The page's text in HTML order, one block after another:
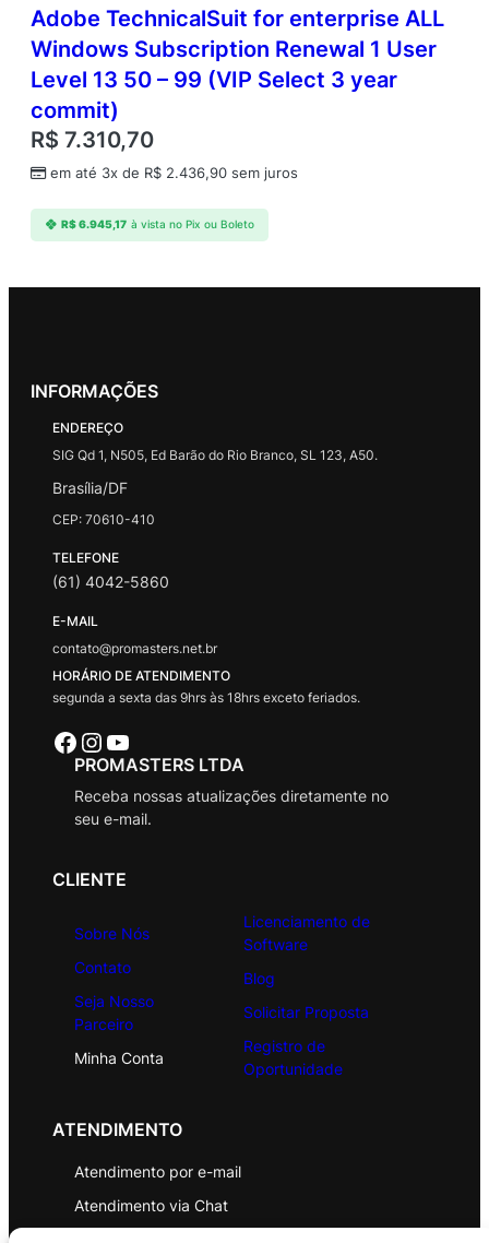
Adobe TechnicalSuit for enterprise ALL
Windows Subscription Renewal 1 User
Level 13 50 – 99 (VIP Select 3 year
commit)
R$ 7.310,70
em até 3x de R$ 2.436,90 sem juros
R$6.945,17 à vista no Pix ou Boleto
INFORMAÇÕES
ENDEREÇO
SIG Qd 1, N505, Ed Barão do Rio Branco, SL 123, A50.
Brasília/DF
CEP: 70610-410
TELEFONE
(61) 4042-5860
E-MAIL
contato@promasters.net.br
HORÁRIO DE ATENDIMENTO
segunda a sexta das 9hrs às 18hrs exceto feriados.
Facebook Instagram Youtube
PROMASTERS LTDA
Receba nossas atualizações diretamente no
seu e-mail.
CLIENTE
Sobre Nós
Contato
Seja Nosso
Parceiro
Minha Conta
Licenciamento de
Software
Blog
Solicitar Proposta
Registro de
Oportunidade
ATENDIMENTO
Atendimento por e-mail
Atendimento via Chat